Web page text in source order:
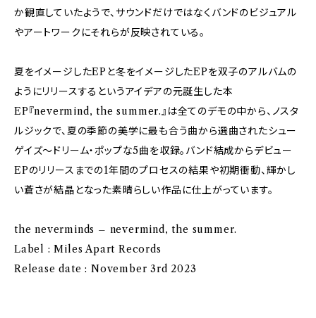
か観直していたようで、サウンドだけではなくバンドのビジュアル
やアートワークにそれらが反映されている。
夏をイメージしたEPと冬をイメージしたEPを双子のアルバムの
ようにリリースするというアイデアの元誕生した本
EP『nevermind, the summer.』は全てのデモの中から、ノスタ
ルジックで、夏の季節の美学に最も合う曲から選曲されたシュー
ゲイズ〜ドリーム・ポップな5曲を収録。バンド結成からデビュー
EPのリリースまでの1年間のプロセスの結果や初期衝動、輝かし
い蒼さが結晶となった素晴らしい作品に仕上がっています。
the neverminds – nevermind, the summer.
Label : Miles Apart Records
Release date : November 3rd 2023